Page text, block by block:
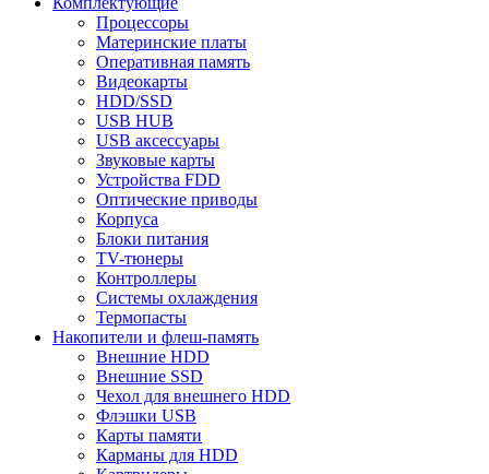
Процессоры
Материнские платы
Оперативная память
Видеокарты
HDD/SSD
USB HUB
USB аксессуары
Звуковые карты
Устройства FDD
Оптические приводы
Корпуса
Блоки питания
TV-тюнеры
Контроллеры
Системы охлаждения
Термопасты
Накопители и флеш-память
Внешние HDD
Внешние SSD
Чехол для внешнего HDD
Флэшки USB
Карты памяти
Карманы для HDD